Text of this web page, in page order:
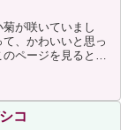
が咲いていまし
、かわいいと思っ
ページを見ると、
せんでした
コ